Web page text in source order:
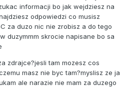
informacji bo jak wejdziesz na
odpowiedzi co musisz
za duzo nic nie zrobisz a do tego
duzymmm skrocie napisane bo sa
zdrajce?jesli tam mozesz cos
masz nie byc tam?myslisz ze ja
ale narazie nie mam za duzego